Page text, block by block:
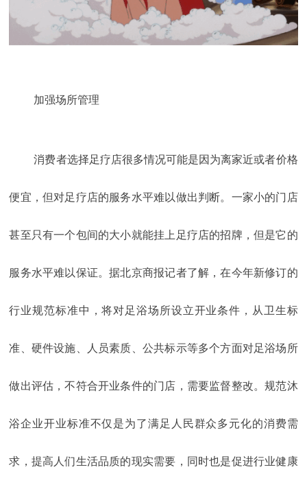
加强场所管理
消费者选择足疗店很多情况可能是因为离家近或者价格
便宜，但对足疗店的服务水平难以做出判断。一家小的门店
甚至只有一个包间的大小就能挂上足疗店的招牌，但是它的
服务水平难以保证。据北京商报记者了解，在今年新修订的
行业规范标准中，将对足浴场所设立开业条件，从卫生标
准、硬件设施、人员素质、公共标示等多个方面对足浴场所
做出评估，不符合开业条件的门店，需要监督整改。规范沐
浴企业开业标准不仅是为了满足人民群众多元化的消费需
求，提高人们生活品质的现实需要，同时也是促进行业健康